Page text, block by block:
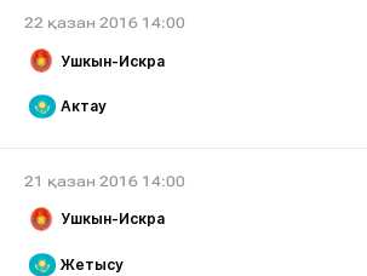
22 қазан 2016 14:00
Ушкын-Искра
Актау
21 қазан 2016 14:00
Ушкын-Искра
Жетысу